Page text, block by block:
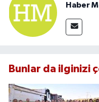
Haber
Bunlar da ilginizi